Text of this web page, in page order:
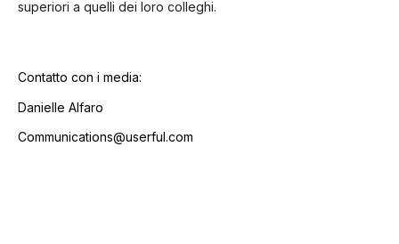
superiori a quelli dei loro colleghi.
Contatto con i media:
Danielle Alfaro
Communications@userful.com